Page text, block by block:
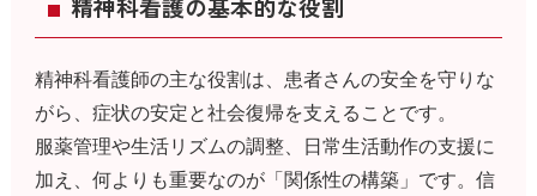
精神科看護師の主な役割は、患者さんの安全を守りな
がら、症状の安定と社会復帰を支えることです。
服薬管理や生活リズムの調整、日常生活動作の支援に
加え、何よりも重要なのが「関係性の構築」です。信